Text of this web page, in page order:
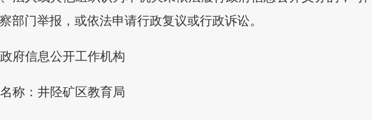
部门举报，或依法申请行政复议或行政诉讼。
府信息公开工作机构
称：井陉矿区教育局